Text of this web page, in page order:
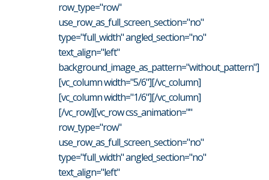
row_type="row"
use_row_as_full_screen_section="no"
type="full_width" angled_section="no"
text_align="left"
background_image_as_pattern="without_pattern"]
[vc_column width="5/6"][/vc_column]
[vc_column width="1/6"][/vc_column]
[/vc_row][vc_row css_animation=""
row_type="row"
use_row_as_full_screen_section="no"
type="full_width" angled_section="no"
text_align="left"